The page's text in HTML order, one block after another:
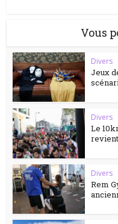
Vous
Divers
Jeux
Divers
Le
Divers
Rem